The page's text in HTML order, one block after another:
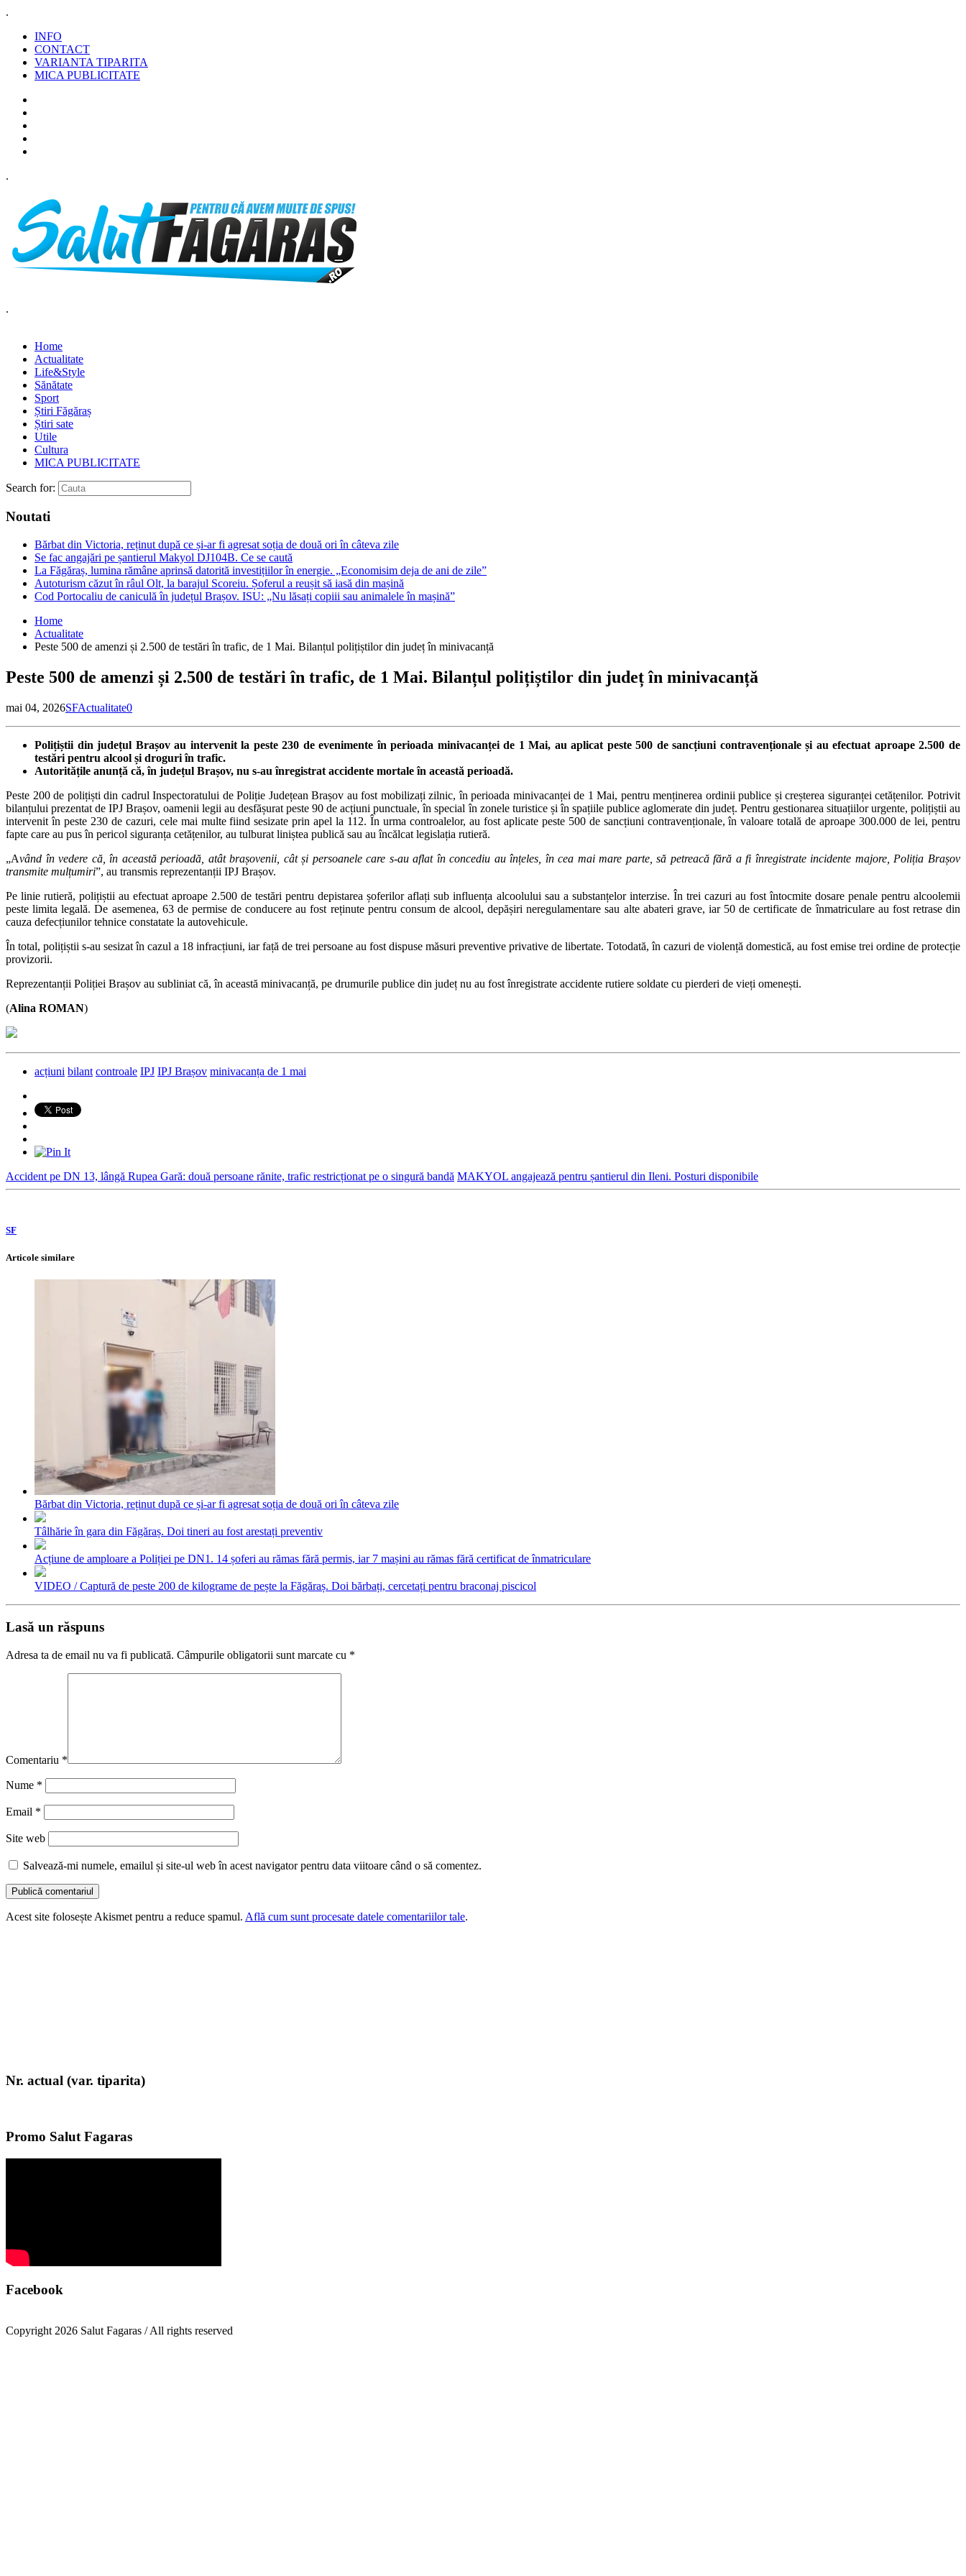
.
INFO
CONTACT
VARIANTA TIPARITA
MICA PUBLICITATE
.
.
Home
Actualitate
Life&Style
Sănătate
Sport
Știri Făgăraș
Știri sate
Utile
Cultura
MICA PUBLICITATE
Search for:
Noutati
Bărbat din Victoria, reținut după ce și-ar fi agresat soția de două ori în câteva zile
Se fac angajări pe șantierul Makyol DJ104B. Ce se caută
La Făgăraș, lumina rămâne aprinsă datorită investițiilor în energie. „Economisim deja de ani de zile”
Autoturism căzut în râul Olt, la barajul Scoreiu. Șoferul a reușit să iasă din mașină
Cod Portocaliu de caniculă în județul Brașov. ISU: „Nu lăsați copiii sau animalele în mașină”
Home
Actualitate
Peste 500 de amenzi și 2.500 de testări în trafic, de 1 Mai. Bilanțul polițiștilor din județ în minivacanță
Peste 500 de amenzi și 2.500 de testări în trafic, de 1 Mai. Bilanțul polițiștilor din județ în minivacanță
mai 04, 2026SFActualitate0
Polițiștii din județul Brașov au intervenit la peste 230 de evenimente în perioada minivacanței de 1 Mai, au aplicat peste 500 de sancțiuni contravenționale și au efectuat aproape 2.500 de
testări pentru alcool și droguri în trafic.
Autoritățile anunță că, în județul Brașov, nu s-au înregistrat accidente mortale în această perioadă.
Peste 200 de polițiști din cadrul Inspectoratului de Poliție Județean Brașov au fost mobilizați zilnic, în perioada minivacanței de 1 Mai, pentru menținerea ordinii publice și creșterea siguranței cetățenilor. Potrivit
bilanțului prezentat de IPJ Brașov, oamenii legii au desfășurat peste 90 de acțiuni punctuale, în special în zonele turistice și în spațiile publice aglomerate din județ. Pentru gestionarea situațiilor urgente, polițiștii au
intervenit în peste 230 de cazuri, cele mai multe fiind sesizate prin apel la 112. În urma controalelor, au fost aplicate peste 500 de sancțiuni contravenționale, în valoare totală de aproape 300.000 de lei, pentru
fapte care au pus în pericol siguranța cetățenilor, au tulburat liniștea publică sau au încălcat legislația rutieră.
„Având în vedere că, în această perioadă, atât brașovenii, cât și persoanele care s-au aflat în concediu au înțeles, în cea mai mare parte, să petreacă fără a fi înregistrate incidente majore, Poliția Brașov
transmite mulțumiri”, au transmis reprezentanții IPJ Brașov.
Pe linie rutieră, polițiștii au efectuat aproape 2.500 de testări pentru depistarea șoferilor aflați sub influența alcoolului sau a substanțelor interzise. În trei cazuri au fost întocmite dosare penale pentru alcoolemii
peste limita legală. De asemenea, 63 de permise de conducere au fost reținute pentru consum de alcool, depășiri neregulamentare sau alte abateri grave, iar 50 de certificate de înmatriculare au fost retrase din
cauza defecțiunilor tehnice constatate la autovehicule.
În total, polițiștii s-au sesizat în cazul a 18 infracțiuni, iar față de trei persoane au fost dispuse măsuri preventive privative de libertate. Totodată, în cazuri de violență domestică, au fost emise trei ordine de protecție
provizorii.
Reprezentanții Poliției Brașov au subliniat că, în această minivacanță, pe drumurile publice din județ nu au fost înregistrate accidente rutiere soldate cu pierderi de vieți omenești.
(Alina ROMAN)
acțiuni bilant controale IPJ IPJ Brașov minivacanța de 1 mai
Accident pe DN 13, lângă Rupea Gară: două persoane rănite, trafic restricționat pe o singură bandă MAKYOL angajează pentru șantierul din Ileni. Posturi disponibile
SF
Articole similare
Bărbat din Victoria, reținut după ce și-ar fi agresat soția de două ori în câteva zile
Tâlhărie în gara din Făgăraș. Doi tineri au fost arestați preventiv
Acțiune de amploare a Poliției pe DN1. 14 șoferi au rămas fără permis, iar 7 mașini au rămas fără certificat de înmatriculare
VIDEO / Captură de peste 200 de kilograme de pește la Făgăraș. Doi bărbați, cercetați pentru braconaj piscicol
Lasă un răspuns
Adresa ta de email nu va fi publicată. Câmpurile obligatorii sunt marcate cu *
Comentariu *
Nume *
Email *
Site web
Salvează-mi numele, emailul și site-ul web în acest navigator pentru data viitoare când o să comentez.
Acest site folosește Akismet pentru a reduce spamul. Află cum sunt procesate datele comentariilor tale.
Nr. actual (var. tiparita)
Promo Salut Fagaras
Facebook
Copyright 2026 Salut Fagaras / All rights reserved